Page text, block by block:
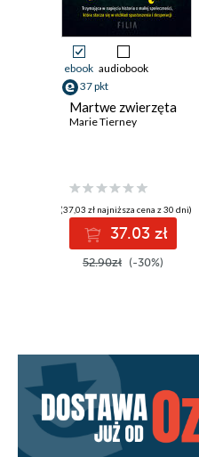
ebook audiobook
37 pkt
Martwe zwierzęta
Marie Tierney
(37,03 zł najniższa cena z 30 dni)
37.03 zł
52.90zł (-30%)